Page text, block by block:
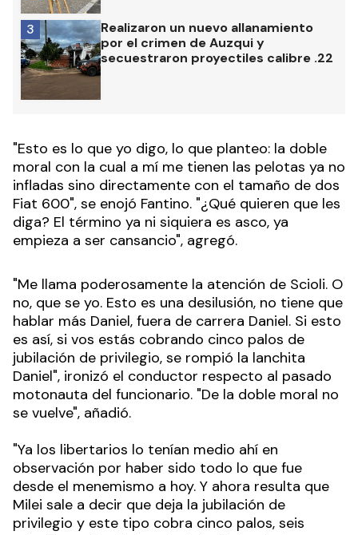
Realizaron un nuevo allanamiento
por el crimen de Auzqui y
secuestraron proyectiles calibre .22
3
"Esto es lo que yo digo, lo que planteo: la doble
moral con la cual a mí me tienen las pelotas ya no
infladas sino directamente con el tamaño de dos
Fiat 600", se enojó Fantino. "¿Qué quieren que les
diga? El término ya ni siquiera es asco, ya
empieza a ser cansancio", agregó.
"Me llama poderosamente la atención de Scioli. O
no, que se yo. Esto es una desilusión, no tiene que
hablar más Daniel, fuera de carrera Daniel. Si esto
es así, si vos estás cobrando cinco palos de
jubilación de privilegio, se rompió la lanchita
Daniel", ironizó el conductor respecto al pasado
motonauta del funcionario. "De la doble moral no
se vuelve", añadió.
"Ya los libertarios lo tenían medio ahí en
observación por haber sido todo lo que fue
desde el menemismo a hoy. Y ahora resulta que
Milei sale a decir que deja la jubilación de
privilegio y este tipo cobra cinco palos, seis